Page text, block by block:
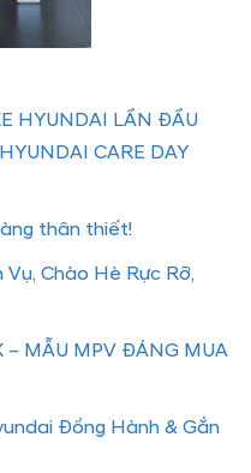
HYUNDAI LẦN ĐẦU
CARE DAY
thân thiết!
Chào Hè Rực Rỡ,
– MẪU MPV ĐÁNG MUA
Đồng Hành & Gắn